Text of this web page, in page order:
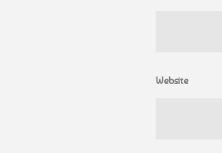
Website